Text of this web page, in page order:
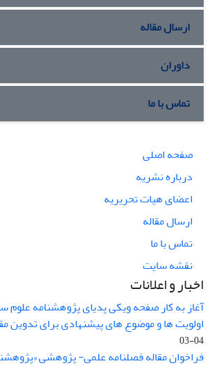
ارسال مقاله
داوران
تماس با ما
صفحه اصلی
درباره نشریه
اعضای هیات تحریریه
ارسال مقاله
تماس با ما
نقشه سایت
اخبار و اعلانات
آغاز به کار صفحه ویکی پدیای پژوهشنامه علوم
اولویت ها و موضوع های پیشنهادی برای تدوین
04-03
فراخوان مقاله فصلنامه علمی- پژوهشی